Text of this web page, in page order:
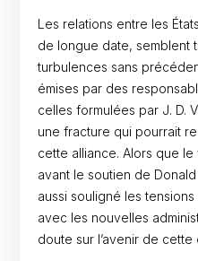
Les relations entre les
de longue date, semblent
turbulences sans
émises par des
celles formulées par J. D.
une fracture qui pourrait
cette alliance. Alors que
avant le soutien de
aussi souligné les
avec les nouvelles
doute sur l’avenir de